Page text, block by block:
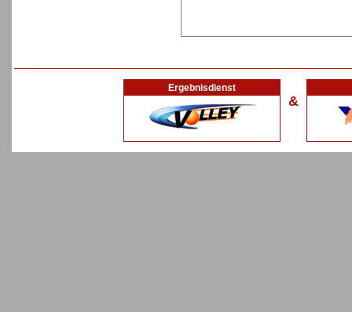
Ergebnisdienst
&